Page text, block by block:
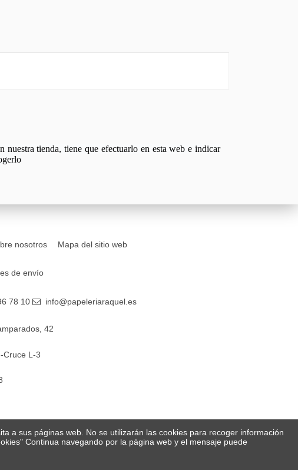
tienda, tiene que efectuarlo en esta web e indicar
nosotros Mapa del sitio web
de envío
78 10 info@papeleriaraquel.es
42
Cruce L-3
a sus páginas web. No se utilizarán las cookies para recoger información
Continua navegando por la página web y el mensaje puede